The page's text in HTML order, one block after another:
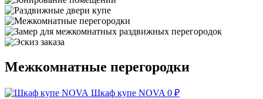
Межкомнатные перегородки
Шкаф купе NOVA 0 ₽